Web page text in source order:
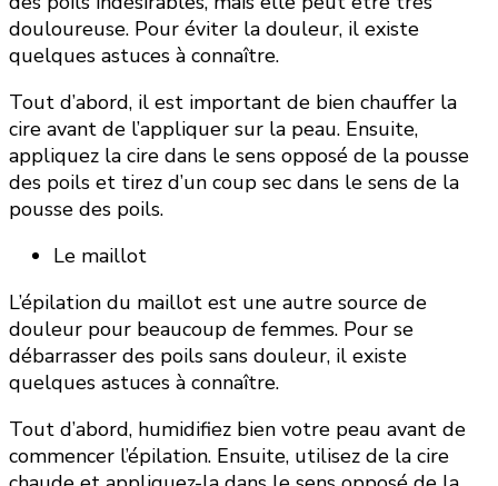
douloureuse. Pour éviter la douleur, il existe
quelques astuces à connaître.
Tout d’abord, il est important de bien chauffer la
cire avant de l’appliquer sur la peau. Ensuite,
appliquez la cire dans le sens opposé de la pousse
des poils et tirez d’un coup sec dans le sens de la
pousse des poils.
Le maillot
L’épilation du maillot est une autre source de
douleur pour beaucoup de femmes. Pour se
débarrasser des poils sans douleur, il existe
quelques astuces à connaître.
Tout d’abord, humidifiez bien votre peau avant de
commencer l’épilation. Ensuite, utilisez de la cire